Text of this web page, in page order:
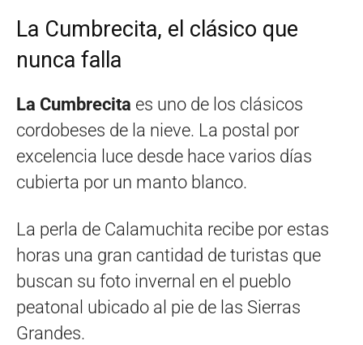
La Cumbrecita, el clásico que
nunca falla
La Cumbrecita es uno de los clásicos
cordobeses de la nieve. La postal por
excelencia luce desde hace varios días
cubierta por un manto blanco.
La perla de Calamuchita recibe por estas
horas una gran cantidad de turistas que
buscan su foto invernal en el pueblo
peatonal ubicado al pie de las Sierras
Grandes.